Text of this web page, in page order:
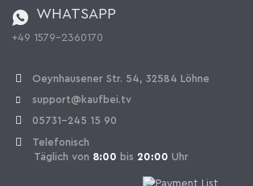
WHATSAPP
+49 1579-2360170
Oeynhausener Str. 54, 32584 Löhne
support@kaufbei.tv
05731-245 15 90
Telefonisch
Täglich von 8:00 bis 20:00 Uhr